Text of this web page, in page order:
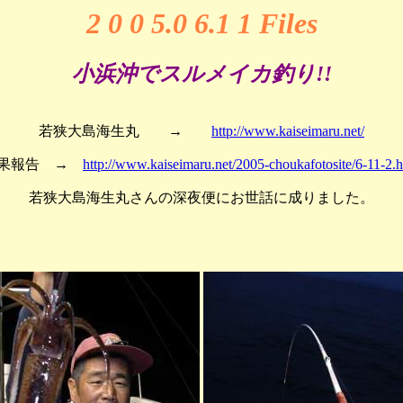
2 0 0 5.0 6.1 1 Files
小浜沖でスルメイカ釣り!!
若狭大島海生丸 → http://www.kaiseimaru.net/
報告 → http://www.kaiseimaru.net/2005-choukafotosite/6-11-
若狭大島海生丸さんの深夜便にお世話に成りました。